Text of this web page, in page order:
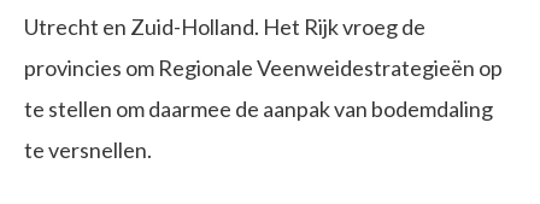
Utrecht en Zuid-Holland. Het Rijk vroeg de
provincies om Regionale Veenweidestrategieën op
te stellen om daarmee de aanpak van bodemdaling
te versnellen.